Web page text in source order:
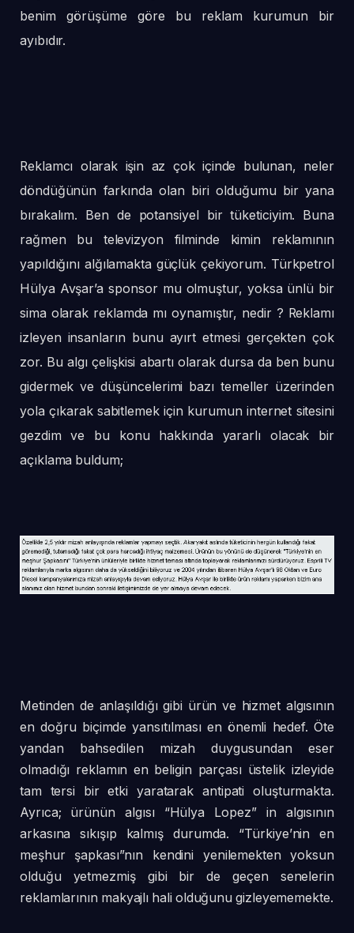
benim görüşüme göre bu reklam kurumun bir
ayıbıdır.
Reklamcı olarak işin az çok içinde bulunan, neler
döndüğünün farkında olan biri olduğumu bir yana
bırakalım. Ben de potansiyel bir tüketiciyim. Buna
rağmen bu televizyon filminde kimin reklamının
yapıldığını alğılamakta güçlük çekiyorum. Türkpetrol
Hülya Avşar’a sponsor mu olmuştur, yoksa ünlü bir
sima olarak reklamda mı oynamıştır, nedir ? Reklamı
izleyen insanların bunu ayırt etmesi gerçekten çok
zor. Bu algı çelişkisi abartı olarak dursa da ben bunu
gidermek ve düşüncelerimi bazı temeller üzerinden
yola çıkarak sabitlemek için kurumun internet sitesini
gezdim ve bu konu hakkında yararlı olacak bir
açıklama buldum;
Metinden de anlaşıldığı gibi ürün ve hizmet algısının
en doğru biçimde yansıtılması en önemli hedef. Öte
yandan bahsedilen mizah duygusundan eser
olmadığı reklamın en beligin parçası üstelik izleyide
tam tersi bir etki yaratarak antipati oluşturmakta.
Ayrıca; ürünün algısı “Hülya Lopez” in algısının
arkasına sıkışıp kalmış durumda. “Türkiye’nin en
meşhur şapkası”nın kendini yenilemekten yoksun
olduğu yetmezmiş gibi bir de geçen senelerin
reklamlarının makyajlı hali olduğunu gizleyememekte.